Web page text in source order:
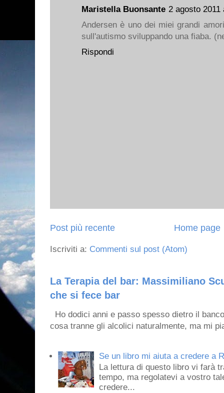
Maristella Buonsante 2 agosto 2011
Andersen è uno dei miei grandi
sull'autismo sviluppando una fiaba.
Rispondi
Post più recente Home page
Iscriviti a: Commenti sul post (Atom)
La Terapia del bar: Massimiliano
che si fece bar
Ho dodici anni e passo spesso dietro il
cosa tranne gli alcolici naturalmente, ma mi
Se un libro mi aiuta a credere a
La lettura di questo libro vi farà
tempo, ma regolatevi a vostro
credere...